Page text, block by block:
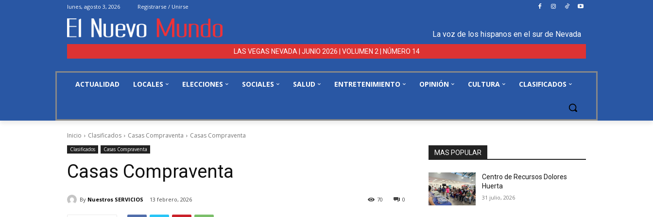
lunes, agosto 3, 2026 Registrarse / Unirse
La voz de los hispanos en el sur de Nevada
LAS VEGAS NEVADA | JUNIO 2026 | VOLUMEN 2 | NÚMERO 14
ACTUALIDAD LOCALES ELECCIONES SOCIALES SALUD ENTRETENIMIENTO OPINIÓN CULTURA CLASIFICADOS
Inicio Clasificados Casas Compraventa Casas Compraventa
Clasificados Casas Compraventa
Casas Compraventa
By Nuestros SERVICIOS 13 febrero, 2026 0
70
MAS POPULAR
Centro de Recursos Dolores
Huerta
31 julio, 2026